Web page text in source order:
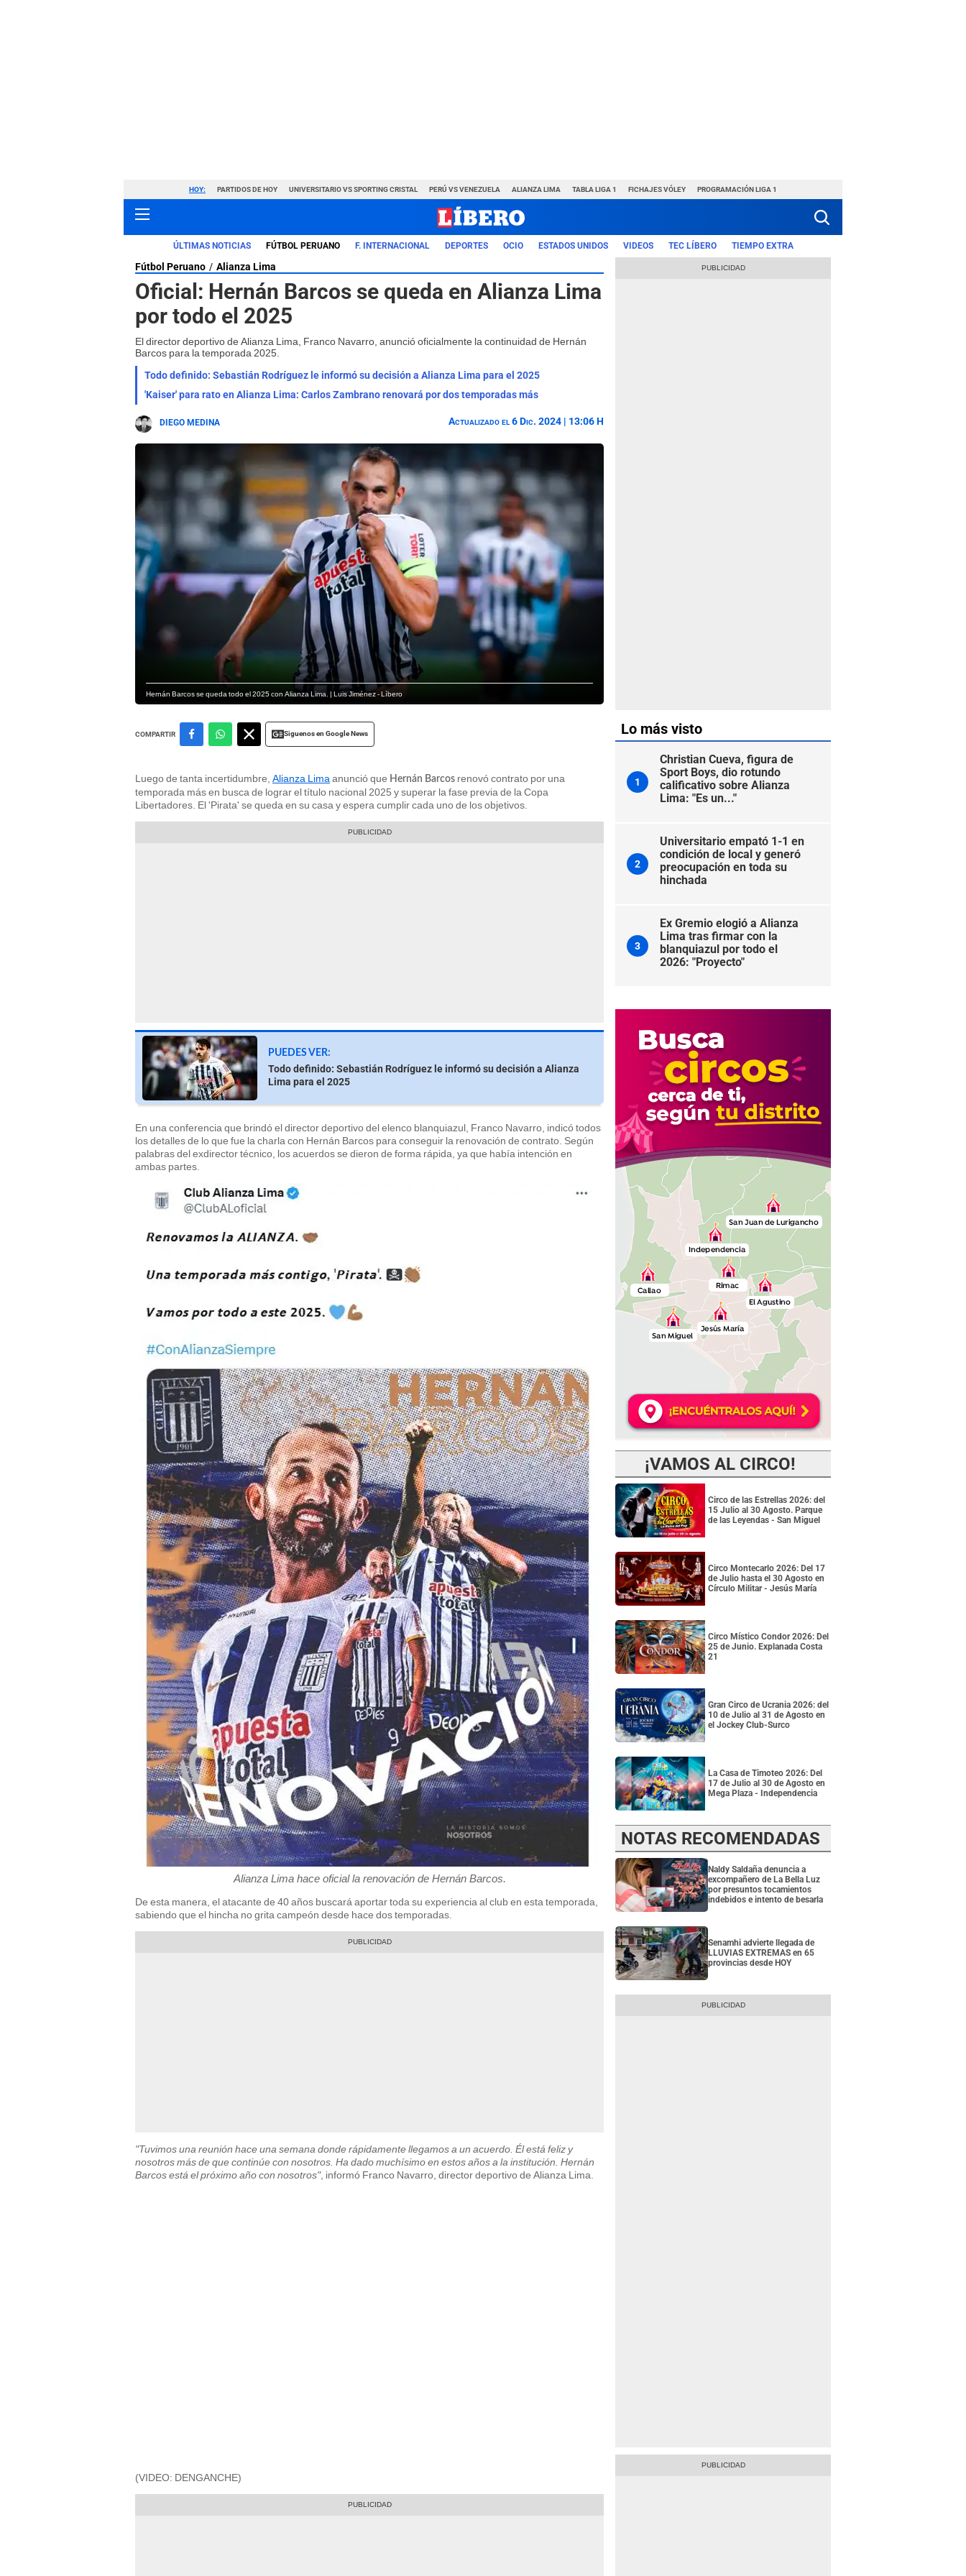
HOY: PARTIDOS DE HOY UNIVERSITARIO VS SPORTING CRISTAL PERÚ VS VENEZUELA ALIANZA LIMA TABLA LIGA 1 FICHAJES VÓLEY PROGRAMACIÓN LIGA 1
ÚLTIMAS NOTICIAS FÚTBOL PERUANO F. INTERNACIONAL DEPORTES OCIO ESTADOS UNIDOS VIDEOS TEC LÍBERO TIEMPO EXTRA
Fútbol Peruano Alianza Lima
Oficial: Hernán Barcos se queda en Alianza Lima
por todo el 2025
El director deportivo de Alianza Lima, Franco Navarro, anunció oficialmente la continuidad de Hernán
Barcos para la temporada 2025.
Todo definido: Sebastián Rodríguez le informó su decisión a Alianza Lima para el 2025
'Kaiser' para rato en Alianza Lima: Carlos Zambrano renovará por dos temporadas más
DIEGO MEDINA Actualizado el 6 Dic. 2024 | 13:06 H
Hernán Barcos se queda todo el 2025 con Alianza Lima. | Luis Jiménez - Líbero
COMPARTIR Siguenos en Google News
Luego de tanta incertidumbre, Alianza Lima anunció que Hernán Barcos renovó contrato por una
temporada más en busca de lograr el título nacional 2025 y superar la fase previa de la Copa
Libertadores. El 'Pirata' se queda en su casa y espera cumplir cada uno de los objetivos.
PUEDES VER:
Todo definido: Sebastián Rodríguez le informó su decisión a Alianza
Lima para el 2025
En una conferencia que brindó el director deportivo del elenco blanquiazul, Franco Navarro, indicó todos
los detalles de lo que fue la charla con Hernán Barcos para conseguir la renovación de contrato. Según
palabras del exdirector técnico, los acuerdos se dieron de forma rápida, ya que había intención en
ambas partes.
Alianza Lima hace oficial la renovación de Hernán Barcos.
De esta manera, el atacante de 40 años buscará aportar toda su experiencia al club en esta temporada,
sabiendo que el hincha no grita campeón desde hace dos temporadas.
"Tuvimos una reunión hace una semana donde rápidamente llegamos a un acuerdo. Él está feliz y
nosotros más de que continúe con nosotros. Ha dado muchísimo en estos años a la institución. Hernán
Barcos está el próximo año con nosotros", informó Franco Navarro, director deportivo de Alianza Lima.
(VIDEO: DENGANCHE)
Lo más visto
1
Christian Cueva, figura de
Sport Boys, dio rotundo
calificativo sobre Alianza
Lima: "Es un..."
2
Universitario empató 1-1 en
condición de local y generó
preocupación en toda su
hinchada
3
Ex Gremio elogió a Alianza
Lima tras firmar con la
blanquiazul por todo el
2026: "Proyecto"
¡VAMOS AL CIRCO!
Circo de las Estrellas 2026: del
15 Julio al 30 Agosto. Parque
de las Leyendas - San Miguel
Circo Montecarlo 2026: Del 17
de Julio hasta el 30 Agosto en
Círculo Militar - Jesús María
Circo Místico Condor 2026: Del
25 de Junio. Explanada Costa
21
Gran Circo de Ucrania 2026: del
10 de Julio al 31 de Agosto en
el Jockey Club-Surco
La Casa de Timoteo 2026: Del
17 de Julio al 30 de Agosto en
Mega Plaza - Independencia
NOTAS RECOMENDADAS
Naldy Saldaña denuncia a
excompañero de La Bella Luz
por presuntos tocamientos
indebidos e intento de besarla
Senamhi advierte llegada de
LLUVIAS EXTREMAS en 65
provincias desde HOY